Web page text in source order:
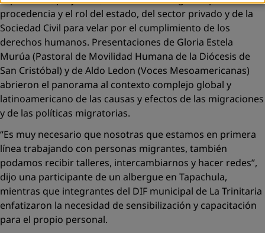
procedencia y el rol del estado, del sector privado y de la
Sociedad Civil para velar por el cumplimiento de los
derechos humanos. Presentaciones de Gloria Estela
Murúa (Pastoral de Movilidad Humana de la Diócesis de
San Cristóbal) y de Aldo Ledon (Voces Mesoamericanas)
abrieron el panorama al contexto complejo global y
latinoamericano de las causas y efectos de las migraciones
y de las políticas migratorias.
“Es muy necesario que nosotras que estamos en primera
línea trabajando con personas migrantes, también
podamos recibir talleres, intercambiarnos y hacer redes”,
dijo una participante de un albergue en Tapachula,
mientras que integrantes del DIF municipal de La Trinitaria
enfatizaron la necesidad de sensibilización y capacitación
para el propio personal.